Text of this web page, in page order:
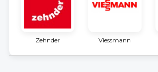
Zehnder Viessmann